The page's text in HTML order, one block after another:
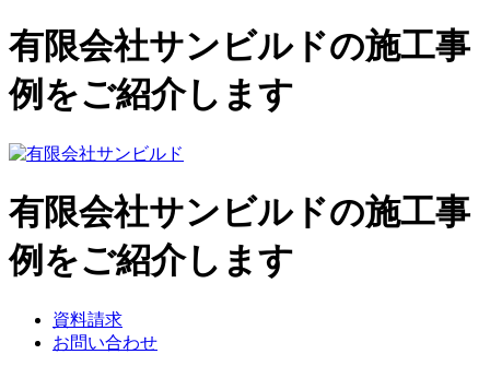
有限会社サンビルドの施工事
例をご紹介します
有限会社サンビルドの施工事
例をご紹介します
資料請求
お問い合わせ